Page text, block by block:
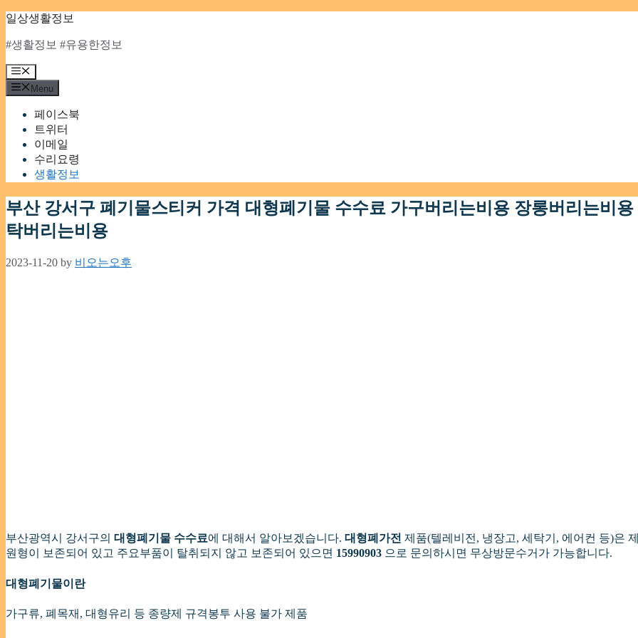
Skip
content
일상생활정보
#생활정보 #유용한정보
Menu
Menu
페이스북
트위터
이메일
수리요령
생활정보
부산 강서구 폐기물스티커 가격 대형폐기물 수수료 가구버리는비용 장롱버리는비용
탁버리는비용
2023-11-20 by 비오는오후
부산광역시 강서구의 대형폐기물 수수료에 대해서 알아보겠습니다. 대형폐가전 제품(텔레비전, 냉장고, 세탁기, 에어컨 등)은
원형이 보존되어 있고 주요부품이 탈취되지 않고 보존되어 있으면 15990903 으로 문의하시면 무상방문수거가 가능합니다.
대형폐기물이란
가구류, 폐목재, 대형유리 등 종량제 규격봉투 사용 불가 제품